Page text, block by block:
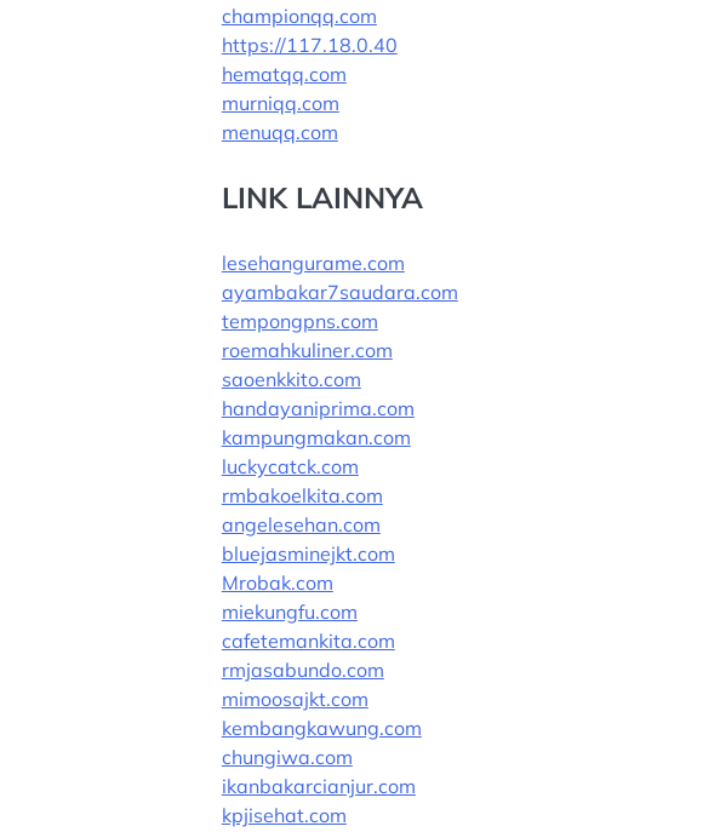
championqq.com
https://117.18.0.40
hematqq.com
murniqq.com
menuqq.com
LINK LAINNYA
lesehangurame.com
ayambakar7saudara.com
tempongpns.com
roemahkuliner.com
saoenkkito.com
handayaniprima.com
kampungmakan.com
luckycatck.com
rmbakoelkita.com
angelesehan.com
bluejasminejkt.com
Mrobak.com
miekungfu.com
cafetemankita.com
rmjasabundo.com
mimoosajkt.com
kembangkawung.com
chungiwa.com
ikanbakarcianjur.com
kpjisehat.com